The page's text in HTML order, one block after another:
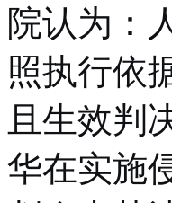
院认为：
照执行依
且生效判
华在实施